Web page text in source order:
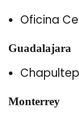
Oficina
Guadalajara
Monterrey